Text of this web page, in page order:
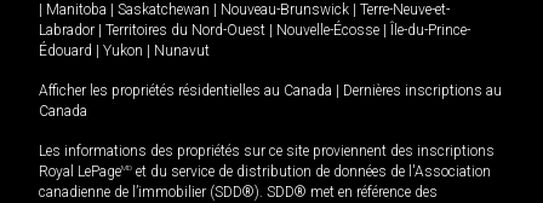
Manitoba Saskatchewan Nouveau-Brunswick
Terre-Neuve-et-
Labrador
Territoires du Nord-Ouest Nouvelle-Écosse
Île-du-Prince-
Édouard
Yukon Nunavut
Afficher les propriétés résidentielles au Canada
Dernières inscriptions au
Canada
Les informations des propriétés sur ce site proviennent des inscriptions
Royal LePageMD et du service de distribution de données de l'Association
canadienne de l’immobilier (SDD®). SDD® met en référence des